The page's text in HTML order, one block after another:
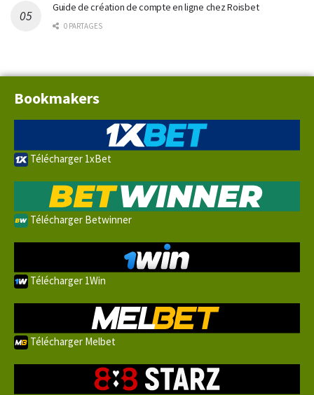
Guide de création de compte en ligne chez Roisbet
0 PARTAGES
Bookmakers
Télécharger 1xBet
Télécharger Betwinner
Télécharger 1Win
Télécharger Melbet